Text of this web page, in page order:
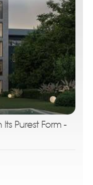
Purest Form -